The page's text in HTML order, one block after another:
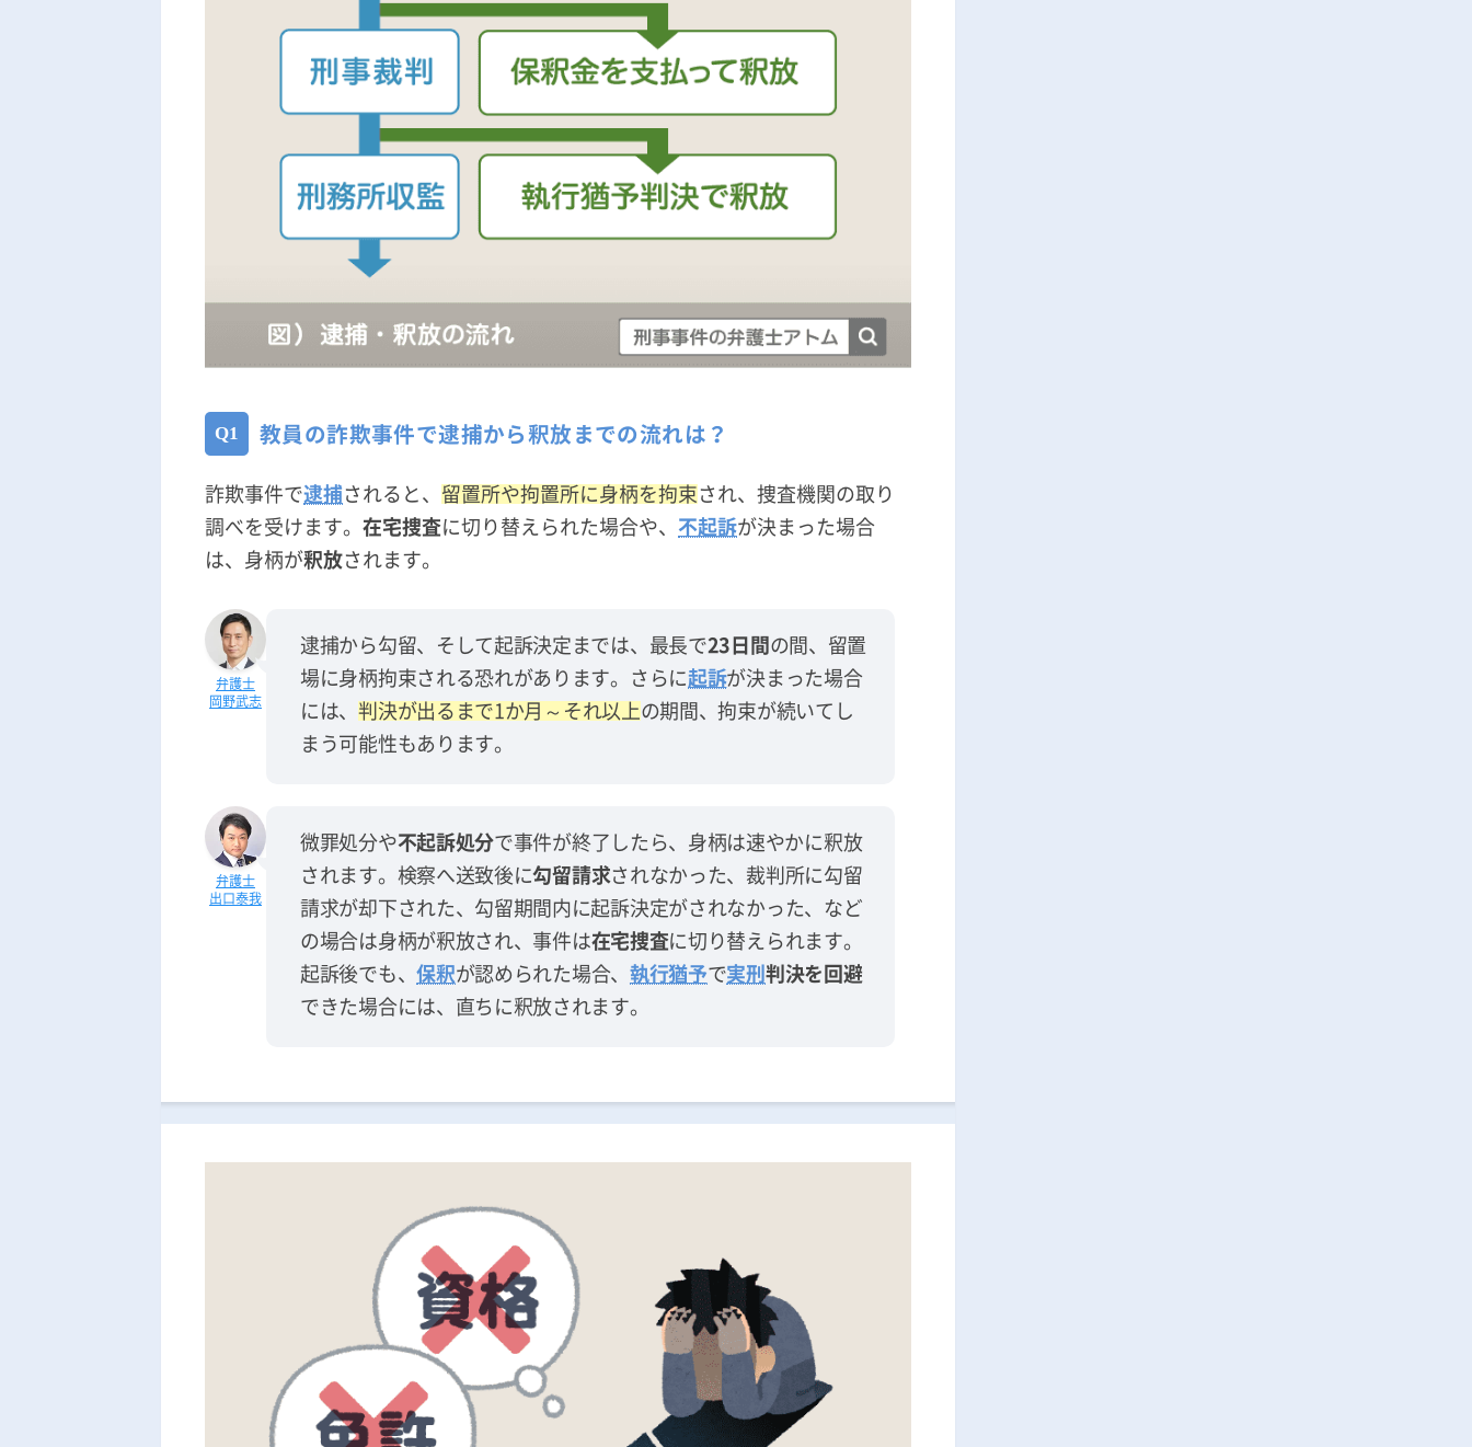
教員の詐欺事件で逮捕から釈放までの流れは？
詐欺事件で逮捕されると、 留置所や拘置所に身柄を拘束 され、捜査機関の取り
調べを受けます。 在宅捜査に切り替えられた場合や、 不起訴が決まった場合
は、身柄が釈放されます。
岡野武志
逮捕から勾留、そして起訴決定までは、最長で23日間 の間、留置
場に身柄拘束される恐れがあります。さらに起訴が決まった場合
には、判決が出るまで1か月～それ以上の期間、拘束が続いてし
まう可能性もあります。
出口泰我
微罪処分や不起訴処分で事件が終了したら、身柄は速やかに釈放
されます。検察へ送致後に勾留請求されなかった、裁判所に勾留
請求が却下された、勾留期間内に起訴決定がされなかった、など
の場合は身柄が釈放され、事件は在宅捜査に切り替えられます。
起訴後でも、保釈が認められた場合、 執行猶予で実刑 判決を回避
できた場合には、直ちに釈放されます。